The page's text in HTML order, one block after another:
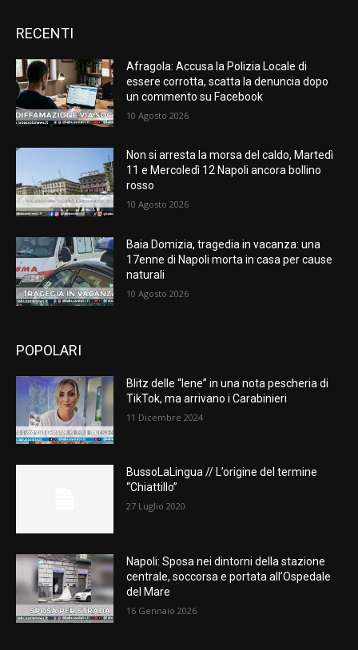
RECENTI
Afragola: Accusa la Polizia Locale di
essere corrotta, scatta la denuncia dopo
un commento su Facebook
10 Agosto 2026
Non si arresta la morsa del caldo, Martedì
11 e Mercoledì 12 Napoli ancora bollino
rosso
10 Agosto 2026
Baia Domizia, tragedia in vacanza: una
17enne di Napoli morta in casa per cause
naturali
10 Agosto 2026
POPOLARI
Blitz delle “Iene” in una nota pescheria di
TikTok, ma arrivano i Carabinieri
11 Dicembre 2024
BussoLaLingua // L’origine del termine
“Chiattillo”
27 Luglio 2020
Napoli: Sposa nei dintorni della stazione
centrale, soccorsa e portata all’Ospedale
del Mare
16 Gennaio 2026